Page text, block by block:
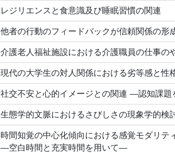
レジリエンスと食意識及び睡眠習慣の関連
他者の行動のフィードバックが信頼関係の形
介護老人福祉施設における介護職員の仕事の
現代の大学生の対人関係における劣等感と性
社交不安と心的イメージとの関連 ―認知課
生態学的文脈におけるさびしさの現象学的検
時間知覚の中心化傾向における感覚モダリテ
―空白時間と充実時間を用いて―